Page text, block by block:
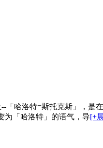
哈洛特=斯托克斯」，是
为「哈洛特」的语气，导[+